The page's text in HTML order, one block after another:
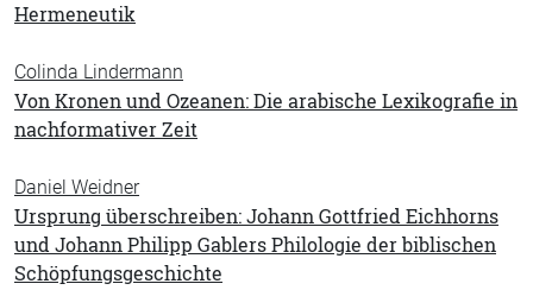
Hermeneutik
Colinda Lindermann
Von Kronen und Ozeanen: Die arabische Lexikografie in
nachformativer Zeit
Daniel Weidner
Ursprung überschreiben: Johann Gottfried Eichhorns
und Johann Philipp Gablers Philologie der biblischen
Schöpfungsgeschichte